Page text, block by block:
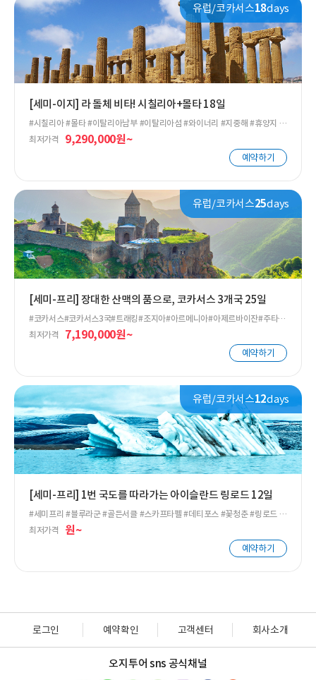
유럽/코카서스18days
[세미-이지] 라 돌체 비타! 시칠리아+몰타 18일
#시칠리아 #몰타 #이탈리아남부 #이탈리아섬 #와이너리 #지중해 #휴양지 #
화산 #에트나 #카타니아 #아그리투리스모 #유럽 #중세시대 #그리스로마유
적
최저가격 9,290,000원~
예약하기
유럽/코카서스25days
[세미-프리] 장대한 산맥의 품으로, 코카서스 3개국 25일
#코카서스#코카서스3국#트래킹#조지아#아르메니아#아제르바이잔#주타#
우쉬굴리#코룰디#와인#트래킹#트레킹
최저가격 7,190,000원~
예약하기
유럽/코카서스12days
[세미-프리] 1번 국도를 따라가는 아이슬란드 링로드 12일
#세미프리 #블루라군 #골든서클 #스카프타펠 #데티포스 #꽃청춘 #링로드 #
아이슬란드 #북유럽 #스나이펠스네스 #빙하 #고래투어
최저가격 원~
예약하기
로그인 예약확인 고객센터 회사소개
오지투어 sns 공식채널